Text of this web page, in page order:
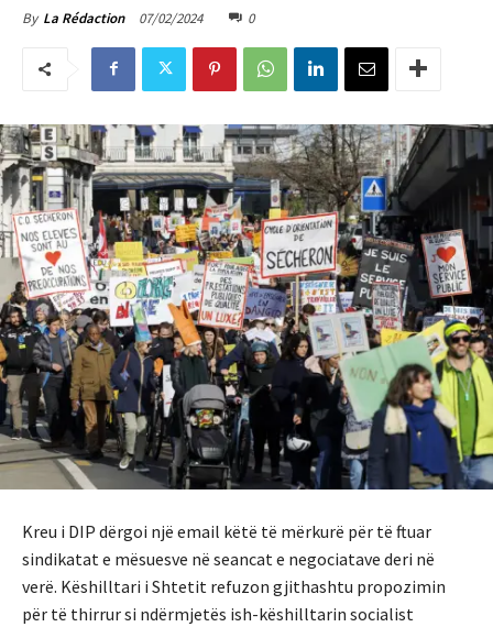
By La Rédaction 07/02/2024 0
Kreu i DIP dërgoi një email këtë të mërkurë për të ftuar
sindikatat e mësuesve në seancat e negociatave deri në
verë. Këshilltari i Shtetit refuzon gjithashtu propozimin
për të thirrur si ndërmjetës ish-këshilltarin socialist